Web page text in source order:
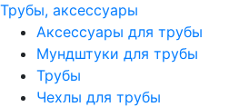
Трубы, аксессуары
Аксессуары для трубы
Мундштуки для трубы
Трубы
Чехлы для трубы